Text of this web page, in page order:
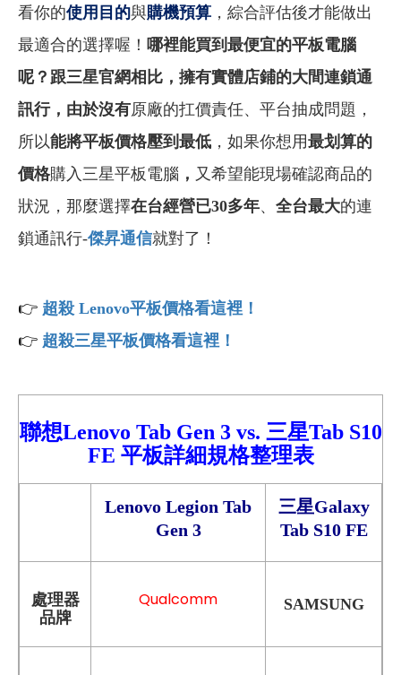
看你的使用目的與購機預算 ，綜合評估後才能做出
最適合的選擇喔！ 哪裡能買到最便宜的平板電腦
呢？跟三星官網相比，擁有實體店鋪的大間連鎖通
訊行，由於沒有原廠的扛價責任、平台抽成問題，
所以能將平板價格壓到最低 ，如果你想用最划算的
價格購入三星平板電腦 ， 又希望能現場確認商品的
狀況，那麼選擇在台經營已30多年、 全台最大的連
鎖通訊行-傑昇通信就對了！
👉 超殺 Lenovo平板價格看這裡！
👉 超殺三星平板價格看這裡！
聯想Lenovo Tab Gen 3vs. 三星Tab S10
FE 平板詳細規格整理表
Lenovo Legion Tab
Gen 3
三星Galaxy
Tab S10 FE
處理器
品牌
Qualcomm SAMSUNG